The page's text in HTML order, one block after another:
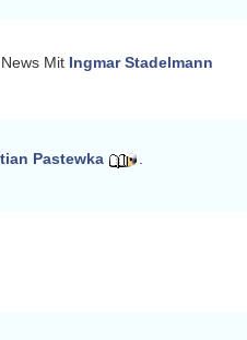
Mit Ingmar Stadelmann
Pastewka